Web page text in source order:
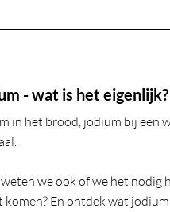
- wat is het eigenlijk?
in het brood, jodium bij een
we ook of we het nodig
komen? En ontdek wat